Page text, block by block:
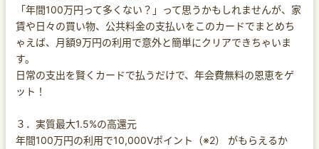
「年間100万円って多くない？」って思うかもしれませんが、家
賃や日々の買い物、公共料金の支払いをこのカードでまとめち
ゃえば、月額9万円の利用で意外と簡単にクリアできちゃいま
す。
日常の支出を賢くカードで払うだけで、年会費無料の恩恵をゲ
ット！
３．実質最大1.5%の高還元
年間100万円の利用で10,000Vポイント（※2） がもらえるか